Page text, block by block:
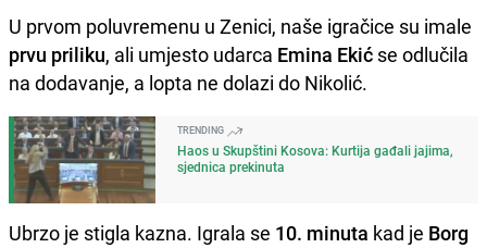
U prvom poluvremenu u Zenici, naše igračice su imale
prvu priliku, ali umjesto udarca Emina Ekić se odlučila
na dodavanje, a lopta ne dolazi do Nikolić.
TRENDING
Haos u Skupštini Kosova: Kurtija gađali jajima,
sjednica prekinuta
Ubrzo je stigla kazna. Igrala se 10. minuta kad je Borg